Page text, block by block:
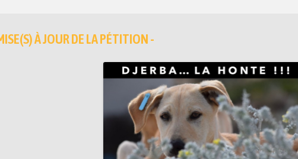
À JOUR DE LA PÉTITION -